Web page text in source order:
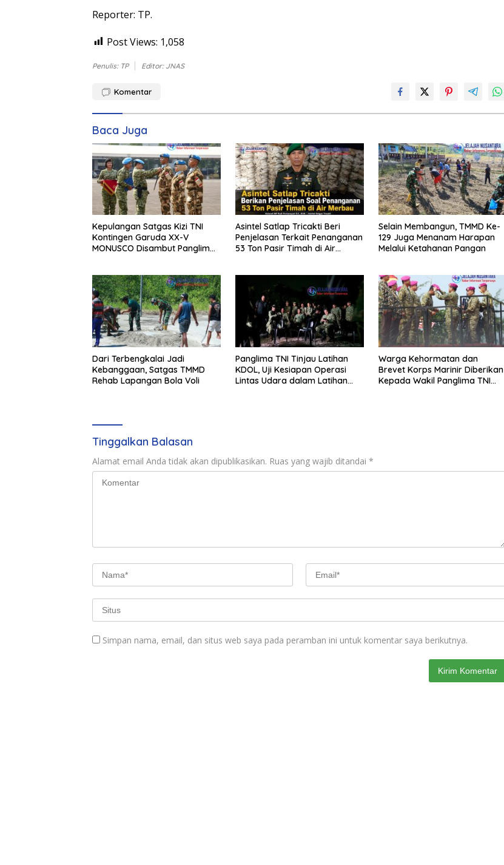
Reporter: TP.
Post Views: 1,058
Penulis: TP Editor: JNAS
Komentar
Baca Juga
Kepulangan Satgas Kizi TNI
Kontingen Garuda XX-V
MONUSCO Disambut Panglima
Asintel Satlap Tricakti Beri
Penjelasan Terkait Penanganan
53 Ton Pasir Timah di Air
Selain Membangun, TMMD Ke-
129 Juga Menanam Harapan
Melalui Ketahanan Pangan
Dari Terbengkalai Jadi
Kebanggaan, Satgas TMMD
Rehab Lapangan Bola Voli
Panglima TNI Tinjau Latihan
KDOL, Uji Kesiapan Operasi
Lintas Udara dalam Latihan
Warga Kehormatan dan
Brevet Korps Marinir Diberikan
Kepada Wakil Panglima TNI
Tinggalkan Balasan
Alamat email Anda tidak akan dipublikasikan. Ruas yang wajib ditandai *
Simpan nama, email, dan situs web saya pada peramban ini untuk komentar saya berikutnya.